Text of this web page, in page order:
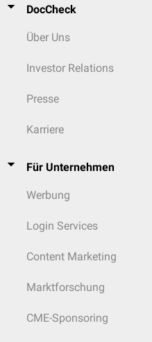
DocCheck
Über Uns
Investor Relations
Presse
Karriere
Für Unternehmen
Werbung
Login Services
Content Marketing
Marktforschung
CME-Sponsoring